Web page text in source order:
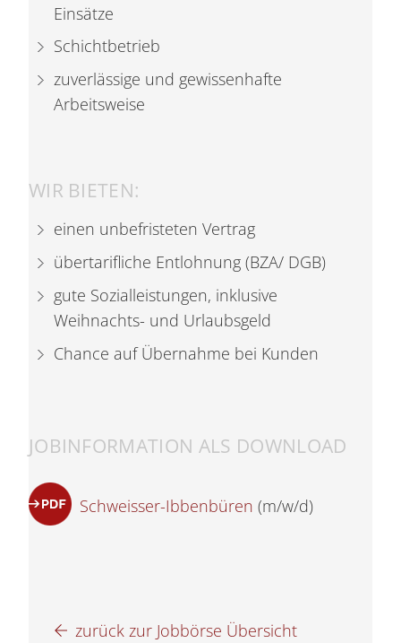
Einsätze
Schichtbetrieb
zuverlässige und gewissenhafte
Arbeitsweise
WIR BIETEN:
einen unbefristeten Vertrag
übertarifliche Entlohnung (BZA/ DGB)
gute Sozialleistungen, inklusive
Weihnachts- und Urlaubsgeld
Chance auf Übernahme bei Kunden
JOBINFORMATION ALS DOWNLOAD
Schweisser-Ibbenbüren (m/w/d)
zurück zur Jobbörse Übersicht